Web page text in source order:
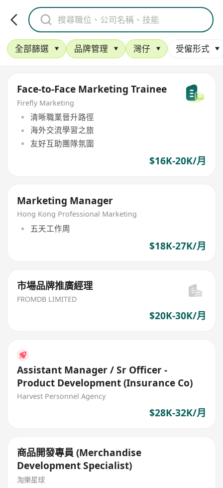
全部篩選 品牌管理 灣仔 受僱形式
Face-to-Face Marketing Trainee
Firefly Marketing
清晰職業晉升路徑
海外交流學習之旅
友好互助團隊氛圍
$16K-20K/月
Marketing Manager
Hong Kong Professional Marketing
五天工作周
$18K-27K/月
市場品牌推廣經理
FROMDB LIMITED
$20K-30K/月
Assistant Manager / Sr Officer -
Product Development (Insurance Co)
Harvest Personnel Agency
$28K-32K/月
商品開發專員 (Merchandise
Development Specialist)
淘樂星球